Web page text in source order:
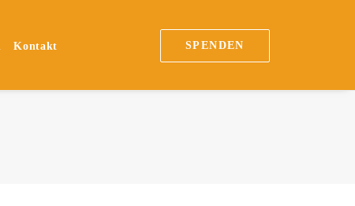
Kontakt SPENDEN